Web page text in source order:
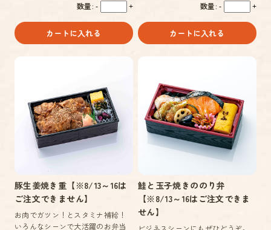
数量: - +
カートに入れる
数量: - +
カートに入れる
豚生姜焼き重【※8/13～16は
ご注文できません】
お肉でガツン！とスタミナ補給！
いろんなシーンで大活躍のお弁当
鮭と玉子焼きののり弁
【※8/13～16はご注文できま
せん】